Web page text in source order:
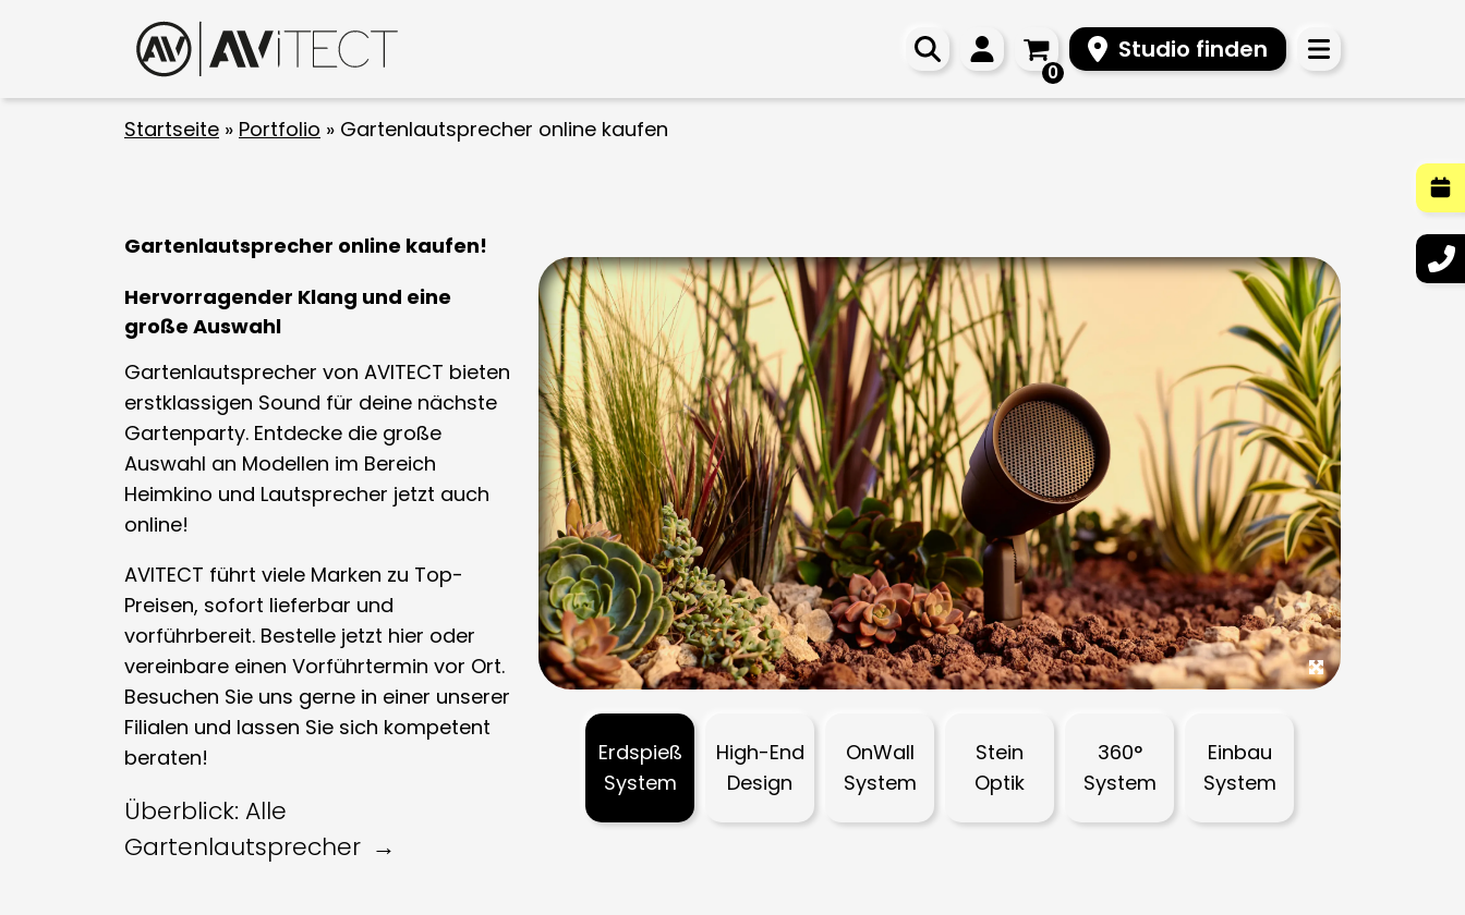
0
Studio finden
Startseite » Portfolio » Gartenlautsprecher online kaufen
Gartenlautsprecher online kaufen!
Hervorragender Klang und eine
große Auswahl
Gartenlautsprecher von AVITECT bieten
erstklassigen Sound für deine nächste
Gartenparty. Entdecke die große
Auswahl an Modellen im Bereich
Heimkino und Lautsprecher jetzt auch
online!
AVITECT führt viele Marken zu Top-
Preisen, sofort lieferbar und
vorführbereit. Bestelle jetzt hier oder
vereinbare einen Vorführtermin vor Ort.
Besuchen Sie uns gerne in einer unserer
Filialen und lassen Sie sich kompetent
beraten!
Überblick: Alle
Gartenlautsprecher
Erdspieß
System
High-End
Design
OnWall
System
Stein
Optik
360°
System
Einbau
System